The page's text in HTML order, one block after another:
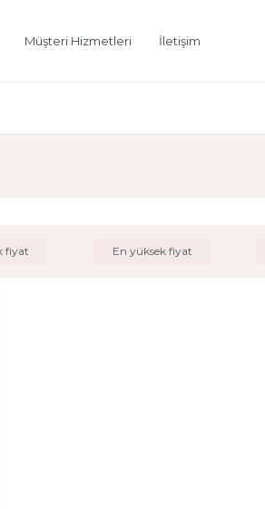
Müşteri Hizmetleri İletişim
fiyat En yüksek fiyat